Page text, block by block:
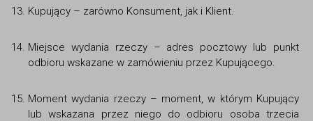
Kupujący – zarówno Konsument, jak i Klient.
Miejsce wydania rzeczy – adres pocztowy lub punkt
odbioru wskazane w zamówieniu przez Kupującego.
Moment wydania rzeczy – moment, w którym Kupujący
lub wskazana przez niego do odbioru osoba trzecia